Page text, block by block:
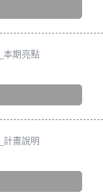
本期亮點
計畫說明